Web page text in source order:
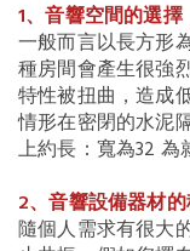
1、音響空間的選擇
一般而言以長方形
種房間會產生很強
特性被扭曲，造成
情形在密閉的水泥
上約長：寬為32 為
2、音響設備器材
隨個人需求有很大